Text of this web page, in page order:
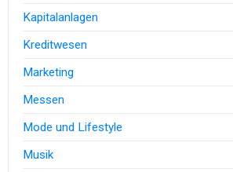
Kapitalanlagen
Kreditwesen
Marketing
Messen
Mode und Lifestyle
Musik